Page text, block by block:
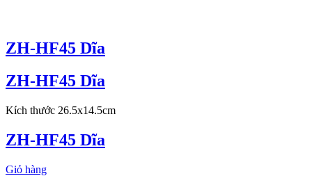
ZH-HF45 Dĩa
ZH-HF45 Dĩa
Kích thước 26.5x14.5cm
ZH-HF45 Dĩa
Giỏ hàng